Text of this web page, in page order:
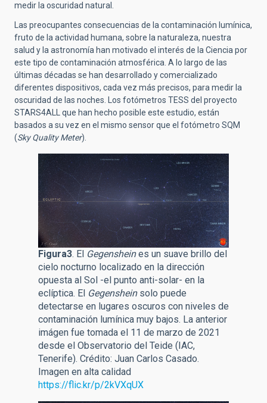
medir la oscuridad natural.
Las preocupantes consecuencias de la contaminación lumínica,
fruto de la actividad humana, sobre la naturaleza, nuestra
salud y la astronomía han motivado el interés de la Ciencia por
este tipo de contaminación atmosférica. A lo largo de las
últimas décadas se han desarrollado y comercializado
diferentes dispositivos, cada vez más precisos, para medir la
oscuridad de las noches. Los fotómetros TESS del proyecto
STARS4ALL que han hecho posible este estudio, están
basados a su vez en el mismo sensor que el fotómetro SQM
(Sky Quality Meter).
Figura3. El Gegensheines un suave brillo del
cielo nocturno localizado en la dirección
opuesta al Sol -el punto anti-solar- en la
eclíptica. El Gegensheinsolo puede
detectarse en lugares oscuros con niveles de
contaminación lumínica muy bajos. La anterior
imágen fue tomada el 11 de marzo de 2021
desde el Observatorio del Teide (IAC,
Tenerife). Crédito: Juan Carlos Casado.
Imagen en alta calidad
https://flic.kr/p/2kVXqUX